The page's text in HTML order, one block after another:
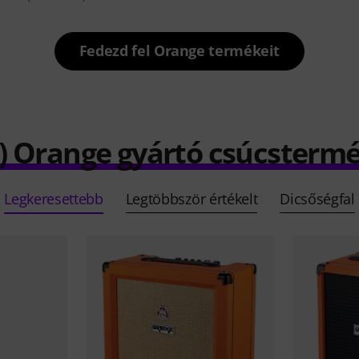
Fedezd fel Orange termékeit
Orange gyártó
Legkeresettebb Legtöbbször értékelt Dicsőségfal